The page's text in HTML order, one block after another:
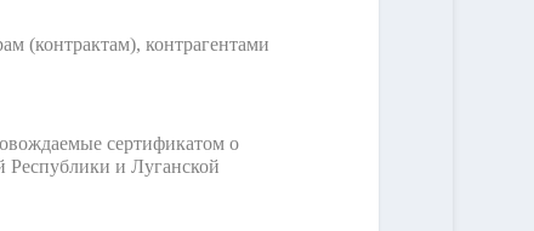
(контрактам), контрагентами
сертификатом о
и Луганской